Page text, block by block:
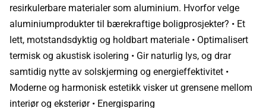
resirkulerbare materialer som aluminium. Hvorfor velge
aluminiumprodukter til bærekraftige boligprosjekter? • Et
lett, motstandsdyktig og holdbart materiale • Optimalisert
termisk og akustisk isolering • Gir naturlig lys, og drar
samtidig nytte av solskjerming og energieffektivitet •
Moderne og harmonisk estetikk visker ut grensene mellom
interiør og eksteriør • Energisparing